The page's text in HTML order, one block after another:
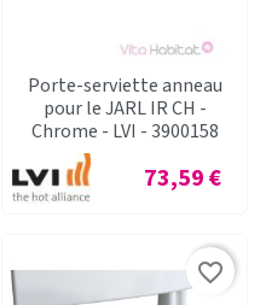
Porte-serviette anneau
pour le JARL IR CH -
Chrome - LVI - 3900158
Prix
73,59 €
favorite_border